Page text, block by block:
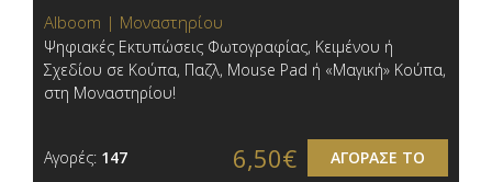
Alboom | Μοναστηρίου
Ψηφιακές Εκτυπώσεις Φωτογραφίας, Κειμένου ή
Σχεδίου σε Κούπα, Παζλ, Mouse Pad ή «Μαγική» Κούπα,
στη Μοναστηρίου!
Αγορές: 147 ΑΓΟΡΑΣΕ ΤΟ
6,50€